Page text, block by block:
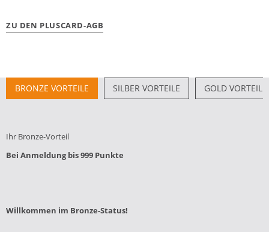
ZU DEN PLUSCARD-AGB
BRONZE VORTEILE SILBER VORTEILE GOLD VORTEILE
Ihr Bronze-Vorteil
Bei Anmeldung bis 999 Punkte
Willkommen im Bronze-Status!